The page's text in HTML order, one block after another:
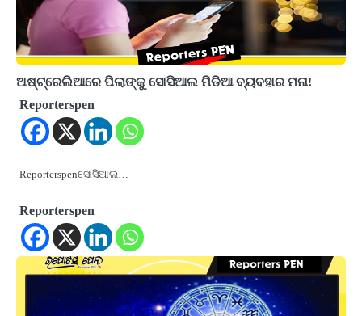
ଅଷ୍ଟ୍ରେଲିଆରେ ପିଲାଙ୍କୁ ସୋସିଆଲ ମିଡିଆ ବ୍ୟବହାର ମନା!
Reporterspen
Reporterspenସୋସିଆଲ…
Reporterspen